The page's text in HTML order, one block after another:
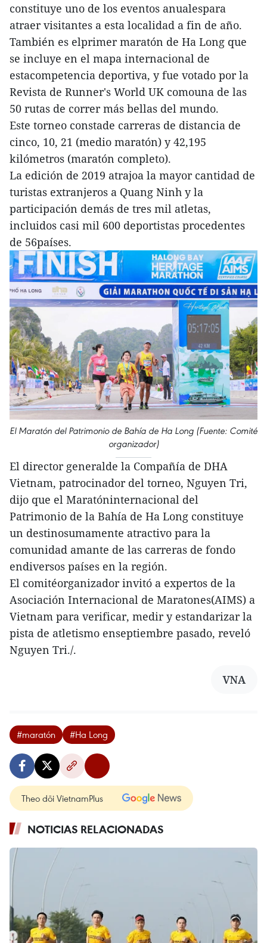
constituye uno de los eventos anualespara
atraer visitantes a esta localidad a fin de año.
También es elprimer maratón de Ha Long que
se incluye en el mapa internacional de
estacompetencia deportiva, y fue votado por la
Revista de Runner's World UK comouna de las
50 rutas de correr más bellas del mundo.
Este torneo constade carreras de distancia de
cinco, 10, 21 (medio maratón) y 42,195
kilómetros (maratón completo).
La edición de 2019 atrajoa la mayor cantidad de
turistas extranjeros a Quang Ninh y la
participación demás de tres mil atletas,
incluidos casi mil 600 deportistas procedentes
de 56países.
El Maratón del Patrimonio de Bahía de Ha Long (Fuente: Comité
organizador)
El director generalde la Compañía de DHA
Vietnam, patrocinador del torneo, Nguyen Tri,
dijo que el Maratóninternacional del
Patrimonio de la Bahía de Ha Long constituye
un destinosumamente atractivo para la
comunidad amante de las carreras de fondo
endiversos países en la región.
El comitéorganizador invitó a expertos de la
Asociación Internacional de Maratones(AIMS) a
Vietnam para verificar, medir y estandarizar la
pista de atletismo enseptiembre pasado, reveló
Nguyen Tri./.
VNA
#maratón #Ha Long
Theo dõi VietnamPlus
NOTICIAS RELACIONADAS